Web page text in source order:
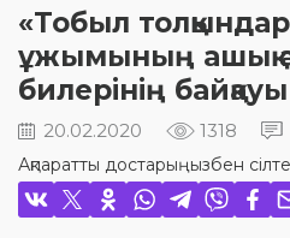
«Тобыл
ұжымының ашық
билерінің байқауы
20.02.2020 1318
Ақпаратты достарыңызбен